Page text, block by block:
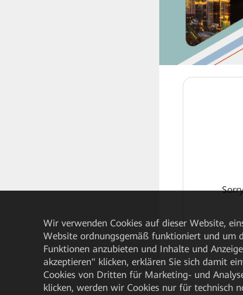
Wir verwenden Cookies auf dieser Website,
Website ordnungsgemäß funktioniert und um
Funktionen anzubieten und Inhalte und
akzeptieren" klicken, erklären Sie sich damit
Cookies von Dritten für Marketing- und
klicken, werden wir Cookies nur für technisch